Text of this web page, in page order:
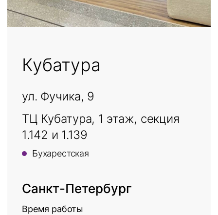
Кубатура
ул. Фучика, 9
ТЦ Кубатура, 1 этаж, секция
1.142 и 1.139
Бухарестская
Санкт-Петербург
Время работы